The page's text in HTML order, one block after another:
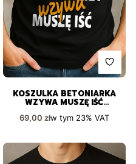
KOSZULKA BETONIARKA
WZYWA MUSZĘ IŚĆ
ZABAWNY PREZENT
Cena brutto
69,00 złw tym 23% VAT